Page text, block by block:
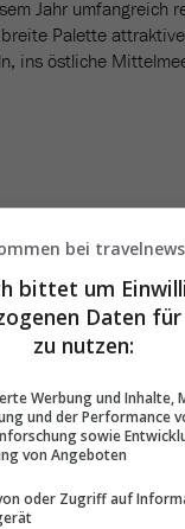
Jahr umfangreich
Palette
ins östliche
News
Travel­news haben Sie
bei
bittet um
Daten
zu nutzen:
Werbung und Inhalte,
und der Performance
sowie
von Angeboten
oder Zugriff auf